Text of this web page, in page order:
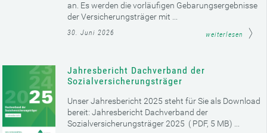
an. Es werden die vorläufigen Gebarungsergebnisse
der Versicherungsträger mit ...
30. Juni 2026 weiterlesen
Jahresbericht Dachverband der
Sozialversicherungsträger
Unser Jahresbericht 2025 steht für Sie als Download
bereit: Jahresbericht Dachverband der
Sozialversicherungsträger 2025 ( PDF, 5 MB) ...